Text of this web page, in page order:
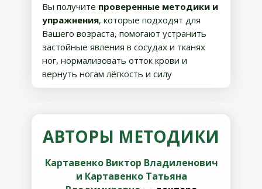
АВТОРЫ МЕТОДИКИ
Картавенко Виктор Владиленович
и Картавенко Татьяна
Владимировна — доктора
Вы получите проверенные методики и
упражнения, которые подходят для
Вашего возраста, помогают устранить
застойные явления в сосудах и тканях
ног, нормализовать отток крови и
вернуть ногам лёгкость и силу
АВТОРЫ МЕТОДИКИ
Картавенко Виктор Владиленович
и Картавенко Татьяна